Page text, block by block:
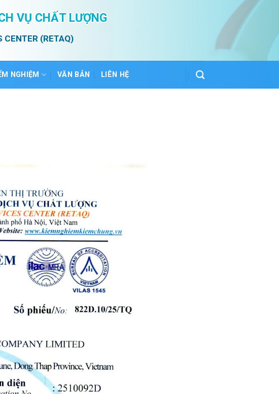
VỤ CHẤT LƯỢNG
CENTER (RETAQ)
NGHIỆM VĂN BẢN LIÊN HỆ